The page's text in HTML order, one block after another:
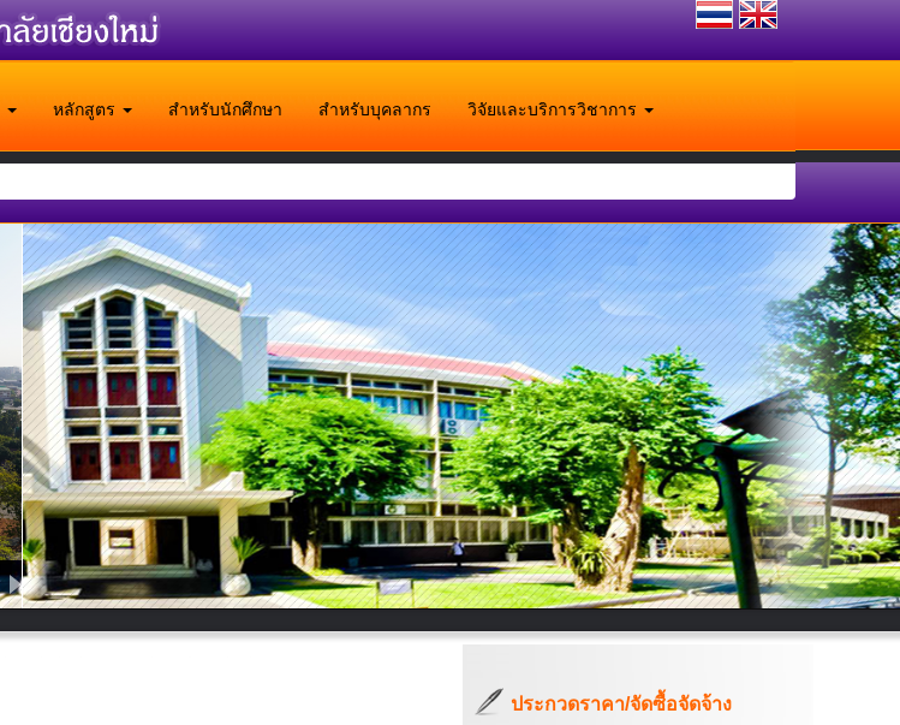
หลักสูตร สำหรับนักศึกษา สำหรับบุคลากร วิจัยและบริการวิชาการ
ประกวดราคา/จัดซื้อจัดจ้าง